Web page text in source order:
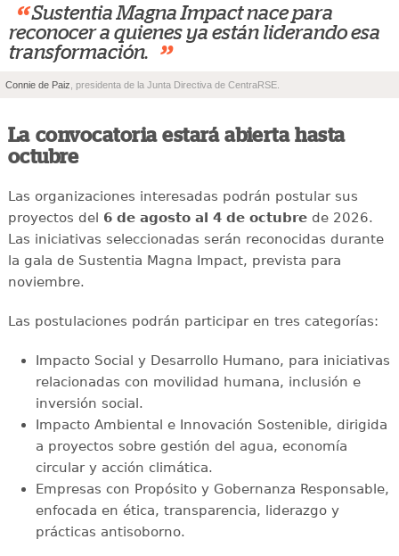
“ Sustentia Magna Impact nace para
reconocer a quienes ya están liderando esa
transformación.
”
Connie de Paiz , presidenta de la Junta Directiva de CentraRSE.
La convocatoria estará abierta hasta
octubre
Las organizaciones interesadas podrán postular sus
proyectos del 6 de agosto al 4 de octubrede 2026.
Las iniciativas seleccionadas serán reconocidas durante
la gala de Sustentia Magna Impact, prevista para
noviembre.
Las postulaciones podrán participar en tres categorías:
Impacto Social y Desarrollo Humano, para iniciativas
relacionadas con movilidad humana, inclusión e
inversión social.
Impacto Ambiental e Innovación Sostenible, dirigida
a proyectos sobre gestión del agua, economía
circular y acción climática.
Empresas con Propósito y Gobernanza Responsable,
enfocada en ética, transparencia, liderazgo y
prácticas antisoborno.